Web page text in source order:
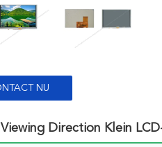
NU
Direction Klein